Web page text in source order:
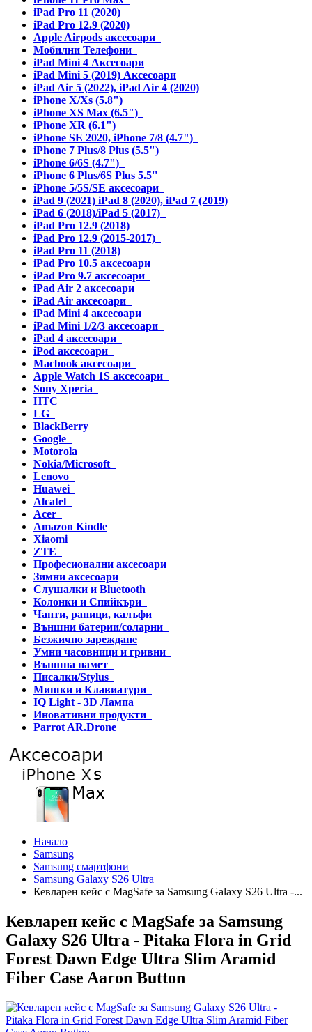
iPad Pro 11 (2020)
iPad Pro 12.9 (2020)
Apple Airpods аксесоари
Мобилни Телефони
iPad Mini 4 Аксесоари
iPad Mini 5 (2019) Аксесоари
iPad Air 5 (2022), iPad Air 4 (2020)
iPhone X/Xs (5.8")
iPhone XS Max (6.5")
iPhone XR (6.1")
iPhone SE 2020, iPhone 7/8 (4.7")
iPhone 7 Plus/8 Plus (5.5")
iPhone 6/6S (4.7")
iPhone 6 Plus/6S Plus 5.5''
iPhone 5/5S/SE аксесоари
iPad 9 (2021) iPad 8 (2020), iPad 7 (2019)
iPad 6 (2018)/iPad 5 (2017)
iPad Pro 12.9 (2018)
iPad Pro 12.9 (2015-2017)
iPad Pro 11 (2018)
iPad Pro 10.5 аксесоари
iPad Pro 9.7 аксесоари
iPad Air 2 аксесоари
iPad Air аксесоари
iPad Mini 4 аксесоари
iPad Mini 1/2/3 аксесоари
iPad 4 аксесоари
iPod аксесоари
Macbook аксесоари
Apple Watch 1S аксесоари
Sony Xperia
HTC
LG
BlackBerry
Google
Motorola
Nokia/Microsoft
Lenovo
Huawei
Alcatel
Acer
Amazon Kindle
Xiaomi
ZTE
Професионални аксесоари
Зимни аксесоари
Слушалки и Bluetooth
Колонки и Спийкъри
Чанти, раници, калъфи
Външни батерии/соларни
Безжично зареждане
Умни часовници и гривни
Външна памет
Писалки/Stylus
Мишки и Клавиатури
IQ Light - 3D Лампа
Иновативни продукти
Parrot AR.Drone
Начало
Samsung
Samsung смартфони
Samsung Galaxy S26 Ultra
Кевларен кейс с MagSafe за Samsung Galaxy S26 Ultra -...
Кевларен кейс с MagSafe за Samsung
Galaxy S26 Ultra - Pitaka Flora in Grid
Forest Dawn Edge Ultra Slim Aramid
Fiber Case Aaron Button